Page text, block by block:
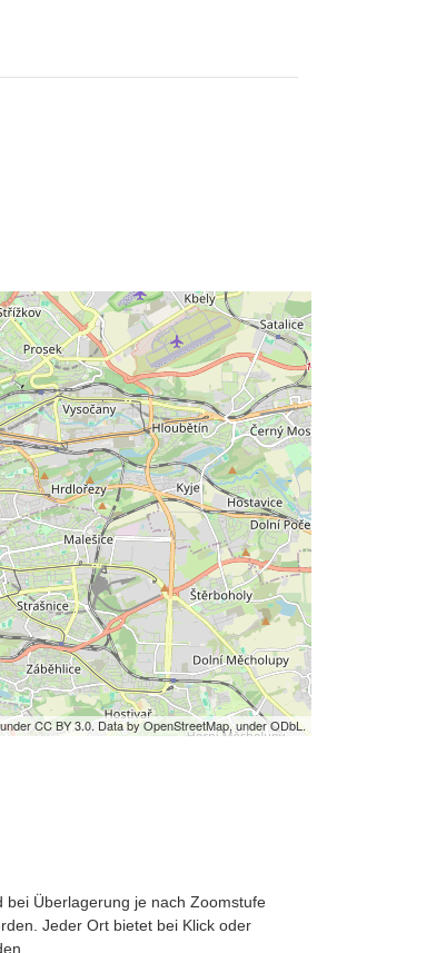
CC BY 3.0. Data by OpenStreetMap, under ODbL.
Überlagerung je nach Zoomstufe
Jeder Ort bietet bei Klick oder